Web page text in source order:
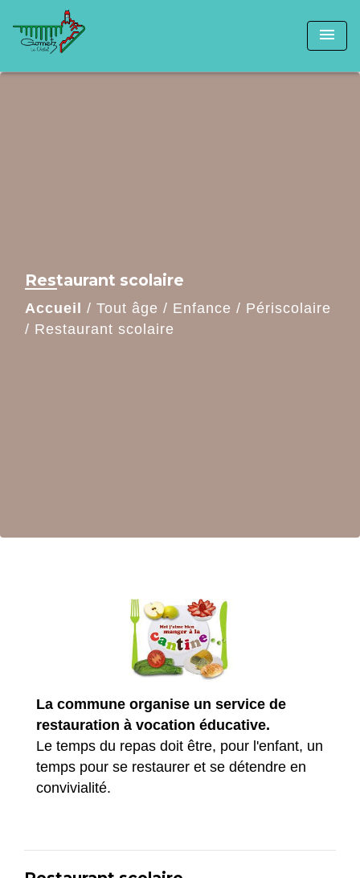
menu
Restaurant scolaire
Accueil / Tout âge / Enfance / Périscolaire
/ Restaurant scolaire
La commune organise un service de
restauration à vocation éducative.
Le temps du repas doit être, pour l'enfant, un
temps pour se restaurer et se détendre en
convivialité.